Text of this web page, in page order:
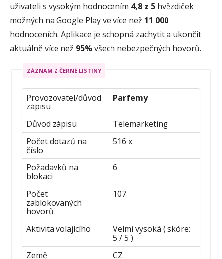
uživateli s vysokým hodnocením 4,8 z 5 hvězdiček
možných na Google Play ve více než 11 000
hodnoceních. Aplikace je schopná zachytit a ukončit
aktuálně více než 95%všech nebezpečných hovorů.
ZÁZNAM Z ČERNÉ LISTINY
Provozovatel/důvod
zápisu
Parfemy
Důvod zápisu
Telemarketing
Počet dotazů na
číslo
516 x
Požadavků na
blokaci
6
Počet
zablokovaných
hovorů
107
Aktivita volajícího
Velmi vysoká ( skóre:
5 / 5 )
Země
CZ